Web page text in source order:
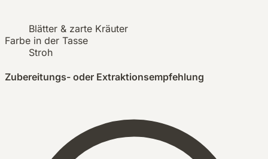
Blätter & zarte Kräuter
Farbe in der Tasse
Stroh
Zubereitungs- oder Extraktionsempfehlung